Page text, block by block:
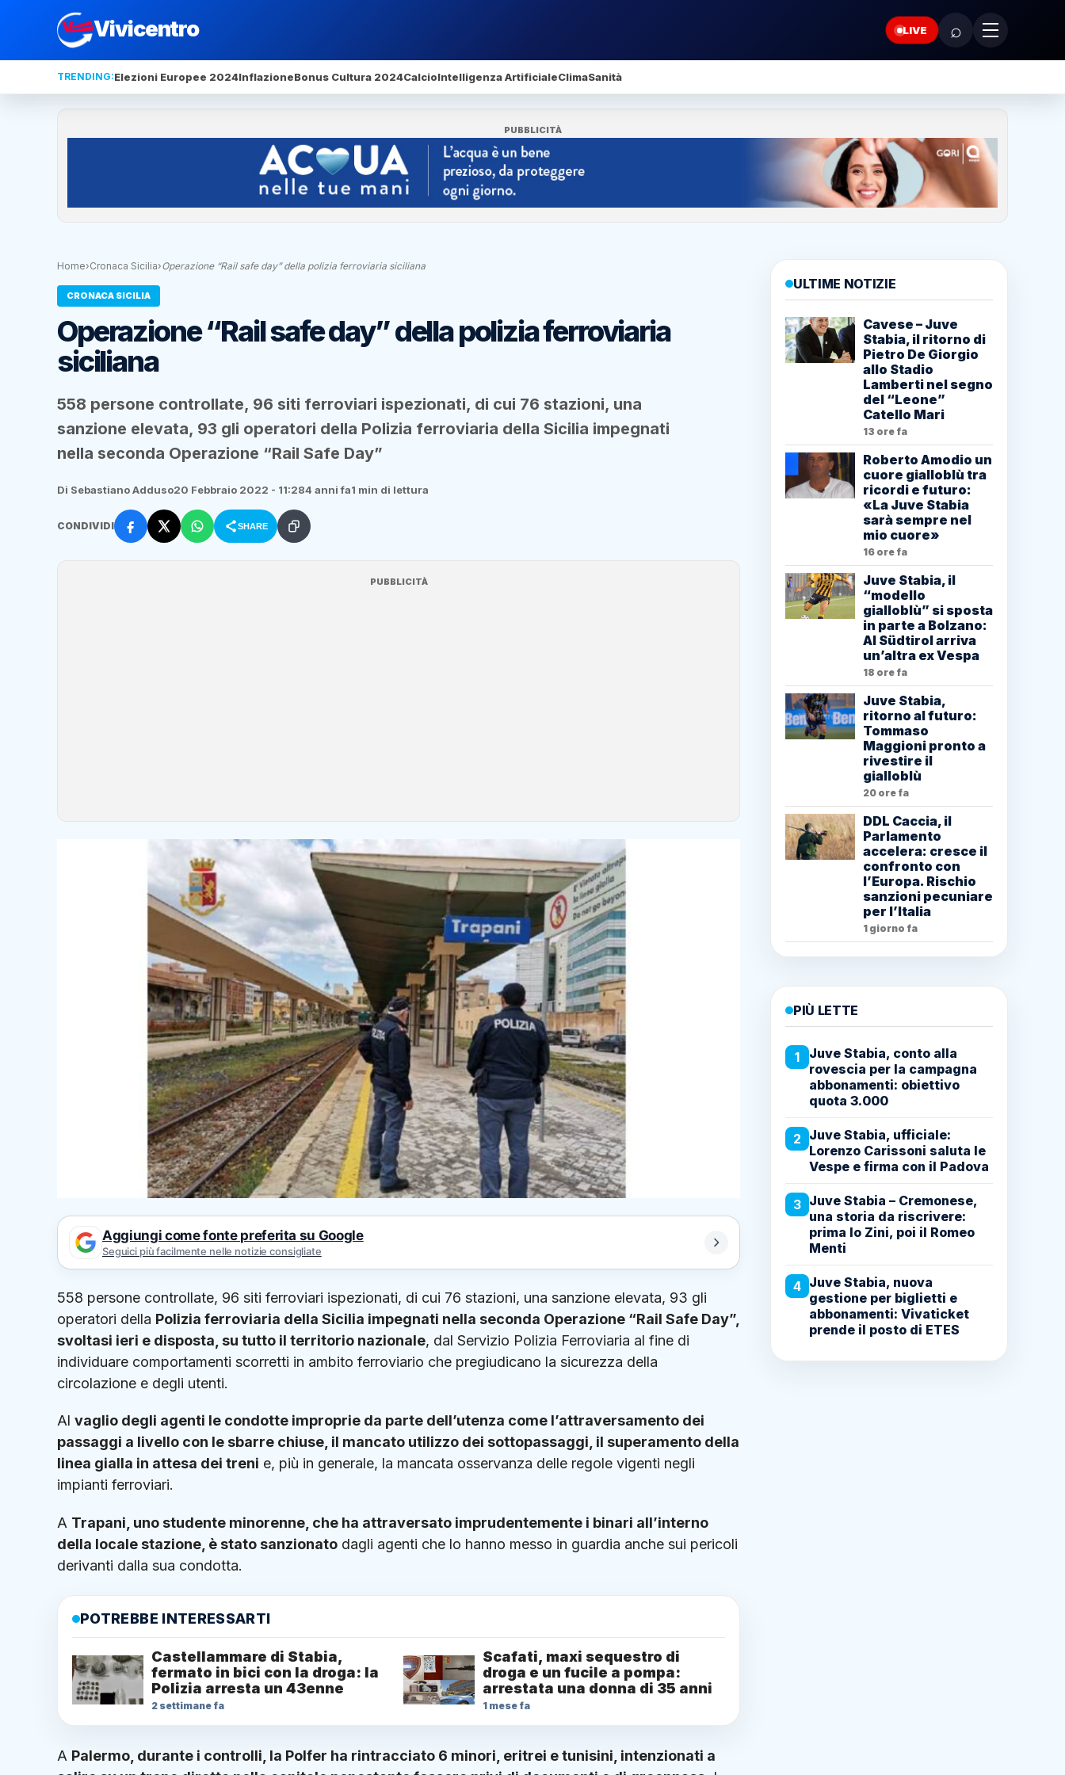
Vivicentro LIVE ⌕
TRENDING:Elezioni Europee 2024InflazioneBonus Cultura 2024CalcioIntelligenza ArtificialeClimaSanità
PUBBLICITÀ
Home›Cronaca Sicilia›Operazione “Rail safe day” della polizia ferroviaria siciliana
CRONACA SICILIA
Operazione “Rail safe day” della polizia ferroviaria
siciliana
558 persone controllate, 96 siti ferroviari ispezionati, di cui 76 stazioni, una
sanzione elevata, 93 gli operatori della Polizia ferroviaria della Sicilia impegnati
nella seconda Operazione “Rail Safe Day”
Di Sebastiano Adduso20 Febbraio 2022 - 11:284 anni fa1 min di lettura
CONDIVIDI SHARE
PUBBLICITÀ
Aggiungi come fonte preferita su Google
Seguici più facilmente nelle notizie consigliate
558 persone controllate, 96 siti ferroviari ispezionati, di cui 76 stazioni, una sanzione elevata, 93 gli
operatori della Polizia ferroviaria della Sicilia impegnati nella seconda Operazione “Rail Safe Day”,
svoltasi ieri e disposta, su tutto il territorio nazionale, dal Servizio Polizia Ferroviaria al fine di
individuare comportamenti scorretti in ambito ferroviario che pregiudicano la sicurezza della
circolazione e degli utenti.
Al vaglio degli agenti le condotte improprie da parte dell’utenza come l’attraversamento dei
passaggi a livello con le sbarre chiuse, il mancato utilizzo dei sottopassaggi, il superamento della
linea gialla in attesa dei treni e, più in generale, la mancata osservanza delle regole vigenti negli
impianti ferroviari.
A Trapani, uno studente minorenne, che ha attraversato imprudentemente i binari all’interno
della locale stazione, è stato sanzionato dagli agenti che lo hanno messo in guardia anche sui pericoli
derivanti dalla sua condotta.
POTREBBE INTERESSARTI
Castellammare di Stabia,
fermato in bici con la droga: la
Polizia arresta un 43enne
2 settimane fa
Scafati, maxi sequestro di
droga e un fucile a pompa:
arrestata una donna di 35 anni
1 mese fa
A Palermo, durante i controlli, la Polfer ha rintracciato 6 minori, eritrei e tunisini, intenzionati a
ULTIME NOTIZIE
Cavese – Juve
Stabia, il ritorno di
Pietro De Giorgio
allo Stadio
Lamberti nel segno
del “Leone”
Catello Mari
13 ore fa
Roberto Amodio un
cuore gialloblù tra
ricordi e futuro:
«La Juve Stabia
sarà sempre nel
mio cuore»
16 ore fa
Juve Stabia, il
“modello
gialloblù” si sposta
in parte a Bolzano:
Al Südtirol arriva
un’altra ex Vespa
18 ore fa
Juve Stabia,
ritorno al futuro:
Tommaso
Maggioni pronto a
rivestire il
gialloblù
20 ore fa
DDL Caccia, il
Parlamento
accelera: cresce il
confronto con
l’Europa. Rischio
sanzioni pecuniare
per l’Italia
1 giorno fa
PIÙ LETTE
1
Juve Stabia, conto alla
rovescia per la campagna
abbonamenti: obiettivo
quota 3.000
2 Juve Stabia, ufficiale:
Lorenzo Carissoni saluta le
Vespe e firma con il Padova
3 Juve Stabia – Cremonese,
una storia da riscrivere:
prima lo Zini, poi il Romeo
Menti
4 Juve Stabia, nuova
gestione per biglietti e
abbonamenti: Vivaticket
prende il posto di ETES